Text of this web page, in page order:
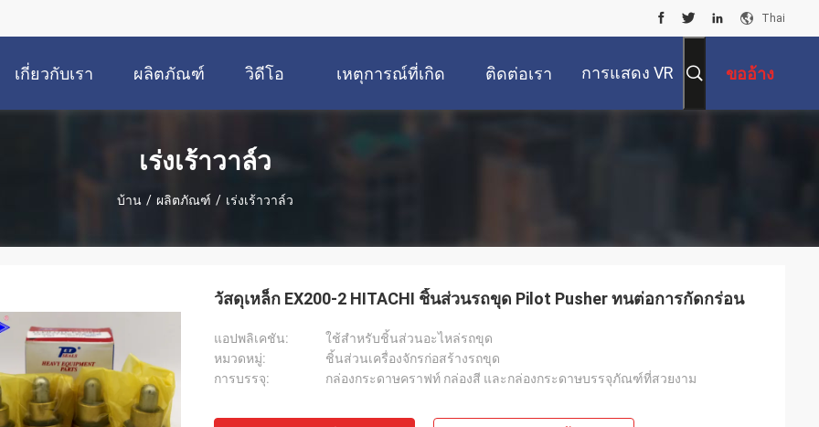
Thai
เกี่ยวกับเรา ผลิตภัณฑ์ วิดีโอ เหตุการณ์ที่เกิด ติดต่อเรา การแสดง VR ขออ้าง
เร่งเร้าวาล์ว
บ้าน / ผลิตภัณฑ์ / เร่งเร้าวาล์ว
วัสดุเหล็ก EX200-2 HITACHI ชิ้นส่วนรถขุด Pilot Pusher ทนต่อการกัดกร่อน
แอปพลิเคชัน:
ใช้สำหรับชิ้นส่วนอะไหล่รถขุด
หมวดหมู่:
ชิ้นส่วนเครื่องจักรก่อสร้างรถขุด
การบรรจุ:
กล่องกระดาษคราฟท์ กล่องสี และกล่องกระดาษบรรจุภัณฑ์ที่สวยงาม